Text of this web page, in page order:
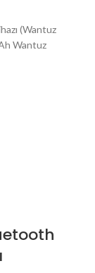
(Wantuz
Wantuz